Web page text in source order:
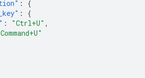
:
{
:
{
: "Ctrl+U" ,